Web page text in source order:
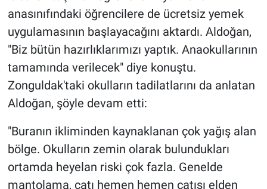
anasınıfındaki öğrencilere de ücretsiz yemek
uygulamasının başlayacağını aktardı. Aldoğan,
"Biz bütün hazırlıklarımızı yaptık. Anaokullarının
tamamında verilecek" diye konuştu.
Zonguldak'taki okulların tadilatlarını da anlatan
Aldoğan, şöyle devam etti:
"Buranın ikliminden kaynaklanan çok yağış alan
bölge. Okulların zemin olarak bulundukları
ortamda heyelan riski çok fazla. Genelde
mantolama, çatı hemen hemen çatısı elden